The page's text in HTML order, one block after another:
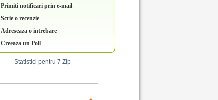
Primiti notificari prin e-mail
Scrie o recenzie
Adreseaza o intrebare
Creeaza un Poll
Statistici pentru 7 Zip